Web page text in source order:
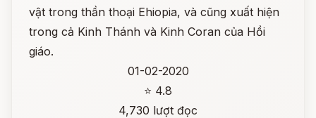
vật trong thần thoại Ehiopia, và cũng xuất hiện
trong cả Kinh Thánh và Kinh Coran của Hồi
giáo.
01-02-2020
⭐ 4.8
4,730 lượt đọc